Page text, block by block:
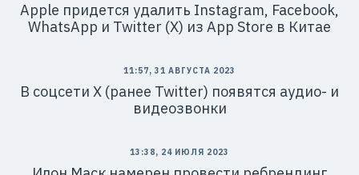
Apple придется удалить Instagram, Facebook,
WhatsApp и Twitter (X) из App Store в Китае
11:57, 31 АВГУСТА 2023
В соцсети Х (ранее Twitter) появятся аудио- и
видеозвонки
13:38, 24 ИЮЛЯ 2023